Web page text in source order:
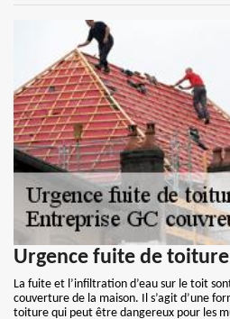
Urgence fuite de toiture
La fuite et l’infiltration d’eau sur le toit
couverture de la maison. Il s’agit d’une
toiture qui peut être dangereux pour les